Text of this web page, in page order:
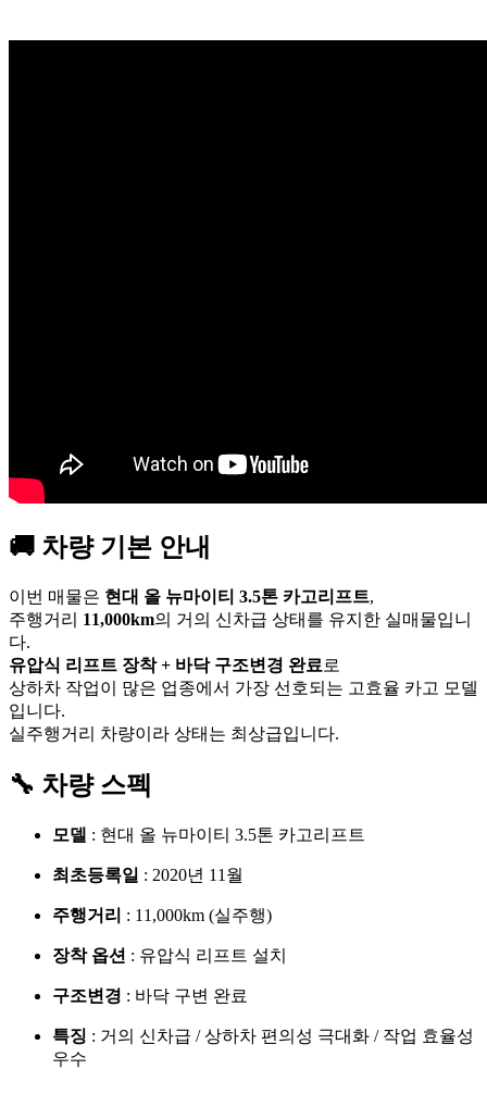
🚚 차량 기본 안내
이번 매물은 현대 올 뉴마이티 3.5톤 카고리프트,
주행거리 11,000km의 거의 신차급 상태를 유지한 실매물입니
다.
유압식 리프트 장착 + 바닥 구조변경 완료 로
상하차 작업이 많은 업종에서 가장 선호되는 고효율 카고 모델
입니다.
실주행거리 차량이라 상태는 최상급입니다.
🔧 차량 스펙
모델 : 현대 올 뉴마이티 3.5톤 카고리프트
최초등록일 : 2020년 11월
주행거리 : 11,000km (실주행)
장착 옵션 : 유압식 리프트 설치
구조변경 : 바닥 구변 완료
특징 : 거의 신차급 / 상하차 편의성 극대화 / 작업 효율성
우수